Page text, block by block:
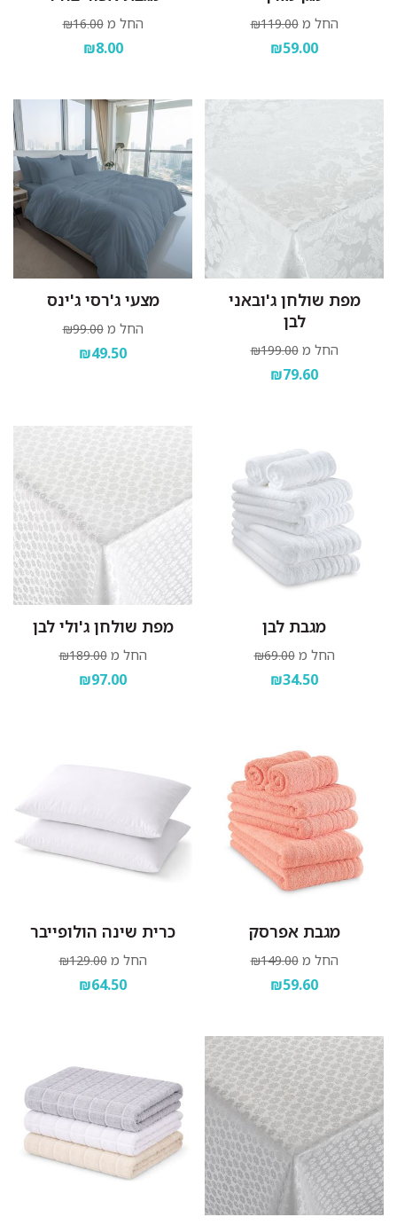
החל מ ₪119.00
₪59.00
החל מ ₪16.00
₪8.00
מפת שולחן ג'ובאני
לבן
החל מ ₪199.00
₪79.60
מצעי ג'רסי ג'ינס
החל מ ₪99.00
₪49.50
מגבת לבן
החל מ ₪69.00
₪34.50
מפת שולחן ג'ולי לבן
החל מ ₪189.00
₪97.00
מגבת אפרסק
החל מ ₪149.00
₪59.60
כרית שינה הולופייבר
החל מ ₪129.00
₪64.50